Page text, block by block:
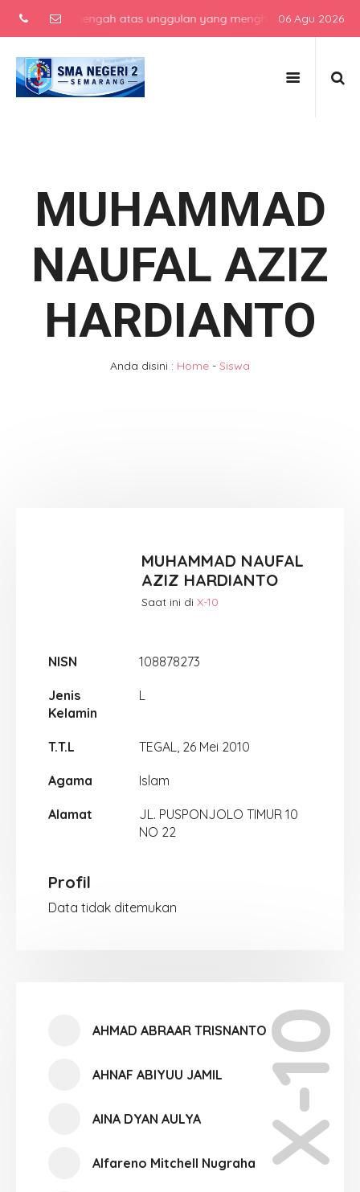
menengah atas unggulan yang menghasilkan lulusan
06 Agu 2026
MUHAMMAD
NAUFAL AZIZ
HARDIANTO
Anda disini : Home - Siswa
MUHAMMAD NAUFAL
AZIZ HARDIANTO
Saat ini diX-10
NISN 108878273
Jenis
Kelamin
L
T.T.L TEGAL, 26 Mei 2010
Agama Islam
Alamat
JL. PUSPONJOLO TIMUR 10
NO 22
Profil
Data tidak ditemukan
X-10
AHMAD ABRAAR TRISNANTO
AHNAF ABIYUU JAMIL
AINA DYAN AULYA
Alfareno Mitchell Nugraha